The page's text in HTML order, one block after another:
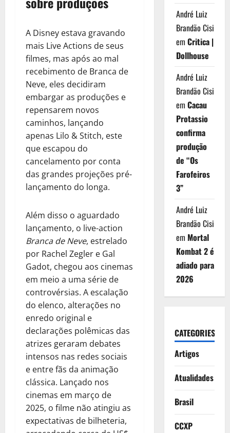
A Disney estava gravando
mais Live Actions de seus
filmes, mas após ao mal
recebimento de Branca de
Neve, eles decidiram
embargar as produções e
repensarem novos
caminhos, lançando
apenas Lilo & Stitch, este
que escapou do
cancelamento por conta
das grandes projeções pré-
lançamento do longa.
Além disso o aguardado
lançamento, o live-action
Branca de Neve, estrelado
por Rachel Zegler e Gal
Gadot, chegou aos cinemas
em meio a uma série de
controvérsias. A escalação
do elenco, alterações no
enredo original e
declarações polêmicas das
atrizes geraram debates
intensos nas redes sociais
e entre fãs da animação
clássica. Lançado nos
cinemas em março de
2025, o filme não atingiu as
expectativas de bilheteria,
André Luiz
Brandão Cisi
em Critica |
Dollhouse
André Luiz
Brandão Cisi
em Cacau
Protassio
confirma
produção
de “Os
Farofeiros
3”
André Luiz
Brandão Cisi
em Mortal
Kombat 2 é
adiado para
2026
CATEGORIES
Artigos
Atualidades
Brasil
CCXP